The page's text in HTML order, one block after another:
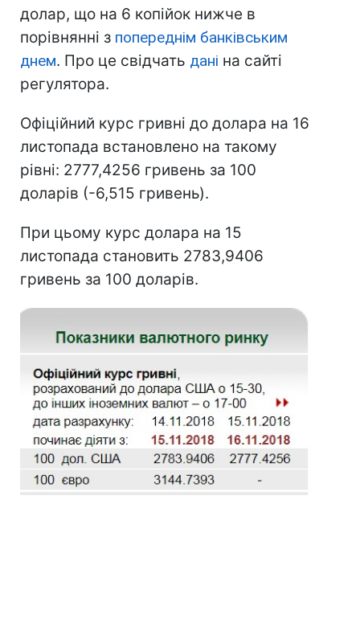
долар, що на 6 копійок нижче в
порівнянні з попереднім банківським
днем. Про це свідчать дані на сайті
регулятора.
Офіційний курс гривні до долара на 16
листопада встановлено на такому
рівні: 2777,4256 гривень за 100
доларів (-6,515 гривень).
При цьому курс долара на 15
листопада становить 2783,9406
гривень за 100 доларів.